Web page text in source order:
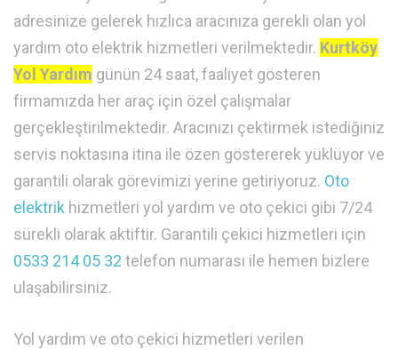
adresinize gelerek hızlıca aracınıza gerekli olan yol
yardım oto elektrik hizmetleri verilmektedir. Kurtköy
Yol Yardım günün 24 saat, faaliyet gösteren
firmamızda her araç için özel çalışmalar
gerçekleştirilmektedir. Aracınızı çektirmek istediğiniz
servis noktasına itina ile özen göstererek yüklüyor ve
garantili olarak görevimizi yerine getiriyoruz. Oto
elektrik hizmetleri yol yardım ve oto çekici gibi 7/24
sürekli olarak aktiftir. Garantili çekici hizmetleri için
0533 214 05 32 telefon numarası ile hemen bizlere
ulaşabilirsiniz.
Yol yardım ve oto çekici hizmetleri verilen